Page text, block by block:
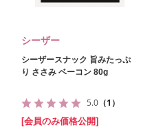
シーザー
シーザースナック 旨みたっぷ
り ささみ ベーコン 80g
5.0 （1）
[会員のみ価格公開]